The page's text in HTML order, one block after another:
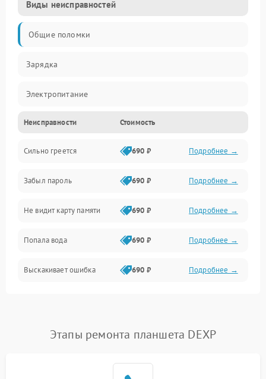
Виды неисправностей
Общие поломки
Зарядка
Электропитание
Экран и изображение
Дисплей
Экран (дисплей)
Связь
Разговор (микрофон, динамик)
Перегрев и нестабильная работа
Сеть и интернет
Неисправности Стоимость
Сильно греется 690 ₽ Подробнее →
Забыл пароль 690 ₽ Подробнее →
Не видит карту памяти 690 ₽ Подробнее →
Попала вода 690 ₽ Подробнее →
Выскакивает ошибка 690 ₽ Подробнее →
Этапы ремонта планшета DEXP